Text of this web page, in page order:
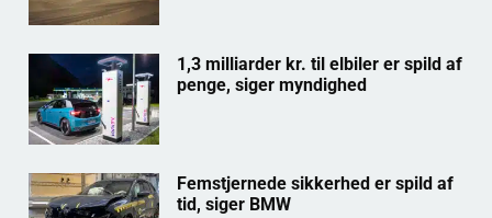
1,3 milliarder kr. til elbiler er spild af
penge, siger myndighed
Femstjernede sikkerhed er spild af
tid, siger BMW